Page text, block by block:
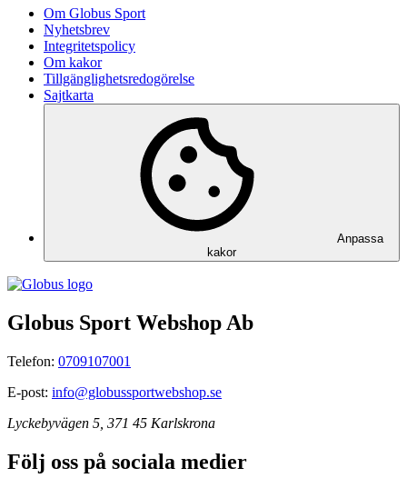
Om Globus Sport
Nyhetsbrev
Integritetspolicy
Om kakor
Tillgänglighetsredogörelse
Sajtkarta
Anpassa
kakor
Globus Sport Webshop Ab
Telefon: 0709107001
E-post: info@globussportwebshop.se
Lyckebyvägen 5, 371 45 Karlskrona
Följ oss på sociala medier